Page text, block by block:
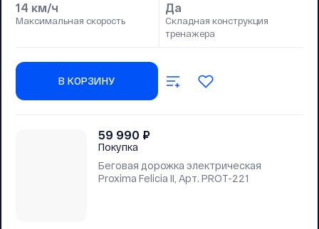
14 км/ч
Максимальная скорость
Да
Складная конструкция
тренажера
В КОРЗИНУ
59 990 ₽
Покупка
Беговая дорожка электрическая
Proxima Felicia II, Арт. PROT-221